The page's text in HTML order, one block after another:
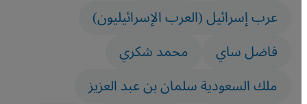
عرب إسرائيل (العرب الإسرائيليون)‏
فاضل ساي
محمد شكري
ملك السعودية سلمان بن عبد العزيز